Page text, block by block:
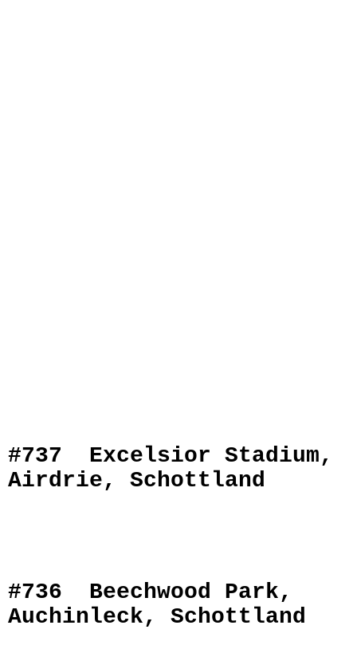
#737 Excelsior Stadium,
Airdrie, Schottland
#736 Beechwood Park,
Auchinleck, Schottland